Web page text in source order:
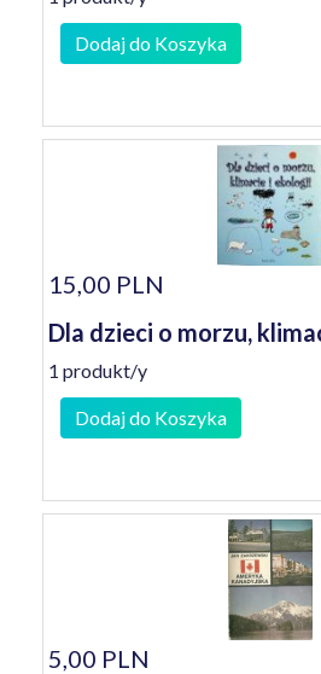
Dodaj do Koszyka
15,00 PLN
Dla dzieci o morzu,
1 produkt/y
Dodaj do Koszyka
5,00 PLN